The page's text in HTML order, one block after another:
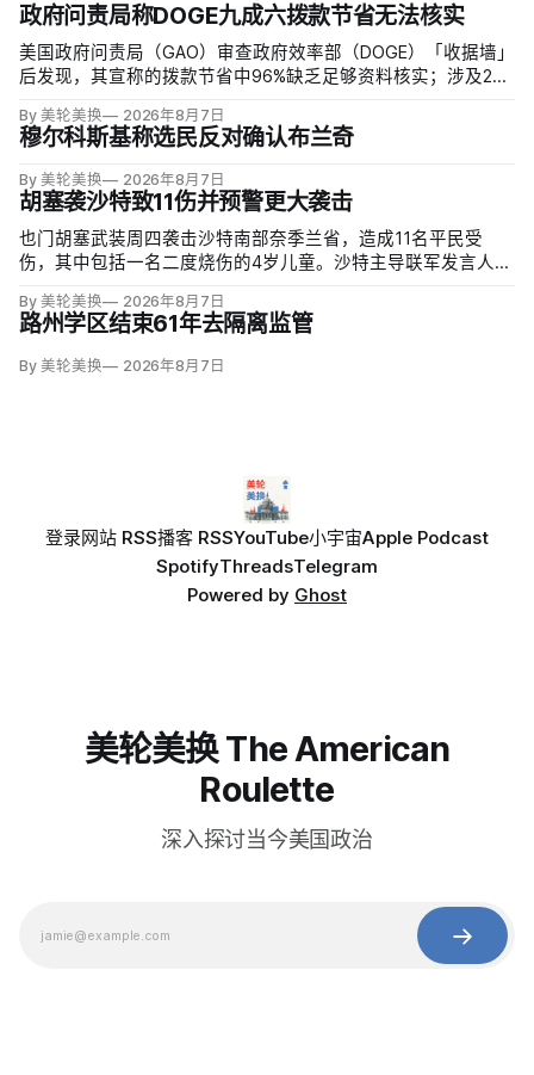
政府问责局称DOGE九成六拨款节省无法核实
美国政府问责局（GAO）审查政府效率部（DOGE）「收据墙」
后发现，其宣称的拨款节省中96%缺乏足够资料核实；涉及274
三分之二无法验证或不符合其公开方法，264份拟终止租约中
108份早已进入终止流程。
By 美轮美换 2026年8月7日
穆尔科斯基称选民反对确认布兰奇
By 美轮美换 2026年8月7日
胡塞袭沙特致11伤并预警更大袭击
也门胡塞武装周四袭击沙特南部奈季兰省，造成11名平民受
伤，其中包括一名二度烧伤的4岁儿童。沙特主导联军发言人图
区；
By 美轮美换 2026年8月7日
路州学区结束61年去隔离监管
By 美轮美换 2026年8月7日
登录网站 RSS播客 RSSYouTube小宇宙Apple Podcast
SpotifyThreadsTelegram
Powered by Ghost
美轮美换 The American
Roulette
深入探讨当今美国政治